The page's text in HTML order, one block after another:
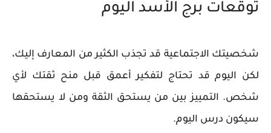
توقعات برج الأسد اليوم
شخصيتك الاجتماعية قد تجذب الكثير من المعارف إليك،
لكن اليوم قد تحتاج لتفكير أعمق قبل منح ثقتك لأي
شخص. التمييز بين من يستحق الثقة ومن لا يستحقها
سيكون درس اليوم.